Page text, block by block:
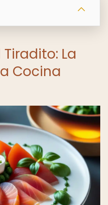
La
Cocina